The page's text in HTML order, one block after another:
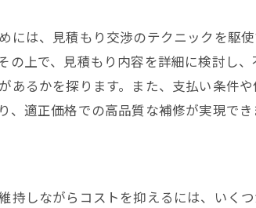
だけではない見積もり評価基準
業者からの見積もり取得の利点
もりに含まれる保証とアフターサービス
の透明性を確認する方法
維持する東京都北区のコンクリート補修
した補修プロジェクト紹介
には、見積もり交渉のテクニックを駆
上で、見積もり内容を詳細に検討し
あるかを探ります。また、支払い条件
適正価格での高品質な補修が実現でき
持しながらコストを抑えるには、いく